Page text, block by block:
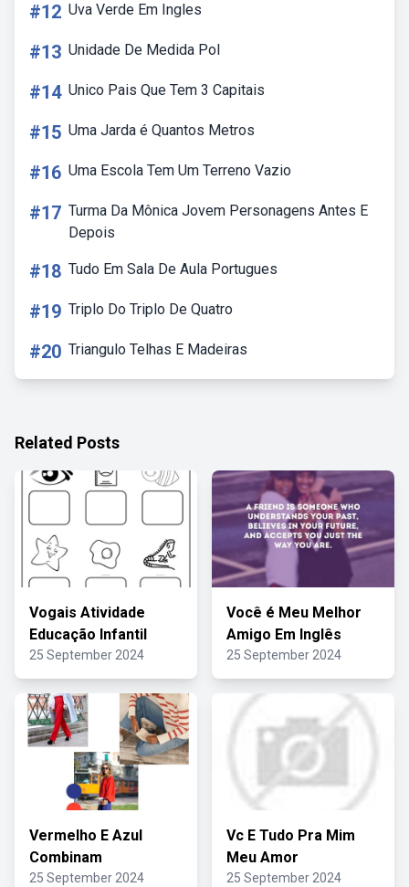
#12 Uva Verde Em Ingles
#13 Unidade De Medida Pol
#14 Unico Pais Que Tem 3 Capitais
#15 Uma Jarda é Quantos Metros
#16 Uma Escola Tem Um Terreno Vazio
#17 Turma Da Mônica Jovem Personagens Antes E
Depois
#18 Tudo Em Sala De Aula Portugues
#19 Triplo Do Triplo De Quatro
#20 Triangulo Telhas E Madeiras
Related Posts
Vogais Atividade
Educação Infantil
25 September 2024
Você é Meu Melhor
Amigo Em Inglês
25 September 2024
Vermelho E Azul
Combinam
25 September 2024
Vc E Tudo Pra Mim
Meu Amor
25 September 2024